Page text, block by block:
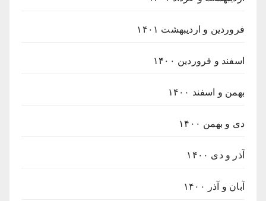
فروردین و اردیبهشت ۱۴۰۱
اسفند و فروردین ۱۴۰۰
بهمن و اسفند ۱۴۰۰
دی و بهمن ۱۴۰۰
آذر و دی ۱۴۰۰
آبان و آذر ۱۴۰۰